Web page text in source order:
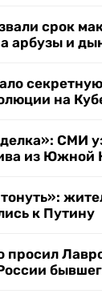
срок
арбузы и
на
СМИ
из Южной
к Путину
просил